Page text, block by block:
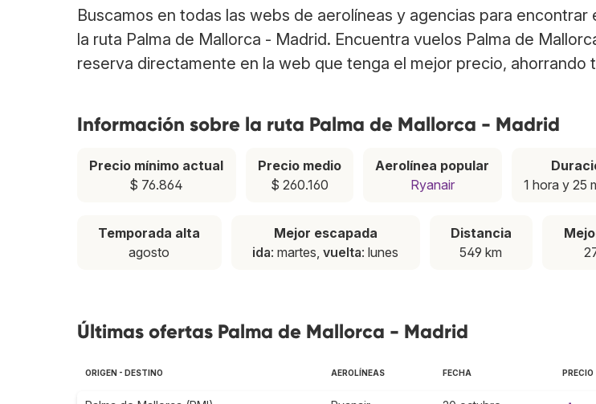
Buscamos en todas las webs de aerolíneas y agencias para encontrar
la ruta Palma de Mallorca - Madrid. Encuentra vuelos Palma de
reserva directamente en la web que tenga el mejor precio, ahorrando
Información sobre la ruta Palma de Mallorca - Madrid
Precio mínimo actual
$ 76.864
Precio medio
$ 260.160
Aerolínea popular
Ryanair
1 hora y 25
Temporada alta
agosto
Mejor escapada
ida: martes,vuelta: lunes
Distancia
549 km
Últimas ofertas Palma de Mallorca - Madrid
ORIGEN - DESTINO AEROLÍNEAS FECHA PRECIO